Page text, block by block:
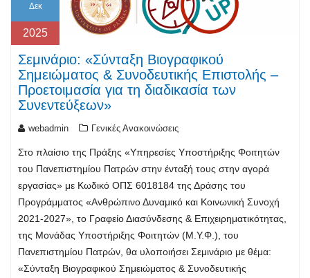
Δεκ
2025
Σεμινάριο: «Σύνταξη Βιογραφικού
Σημειώματος & Συνοδευτικής Επιστολής –
Προετοιμασία για τη διαδικασία των
Συνεντεύξεων»
webadmin Γενικές Ανακοινώσεις
Στο πλαίσιο της Πράξης «Υπηρεσίες Υποστήριξης Φοιτητών
του Πανεπιστημίου Πατρών στην ένταξή τους στην αγορά
εργασίας» με Κωδικό ΟΠΣ 6018184 της Δράσης του
Προγράμματος «Ανθρώπινο Δυναμικό και Κοινωνική Συνοχή
2021-2027», το Γραφείο Διασύνδεσης & Επιχειρηματικότητας,
της Μονάδας Υποστήριξης Φοιτητών (Μ.Υ.Φ.), του
Πανεπιστημίου Πατρών, θα υλοποιήσει Σεμινάριο με θέμα:
«Σύνταξη Βιογραφικού Σημειώματος & Συνοδευτικής